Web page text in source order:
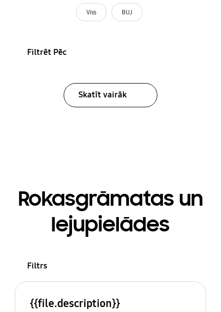
Viss BUJ
Filtrēt Pēc
Skatīt vairāk
Rokasgrāmatas un
lejupielādes
Filtrs
{{file.description}}